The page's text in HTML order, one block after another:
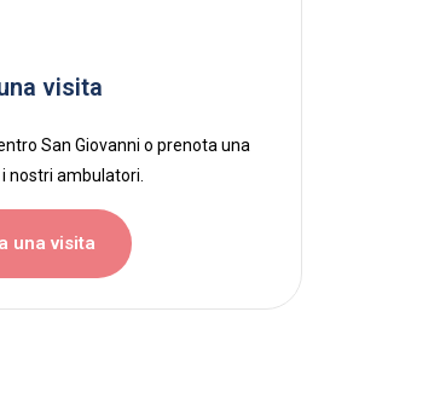
visita
San Giovanni o prenota una
nostri ambulatori.
una visita